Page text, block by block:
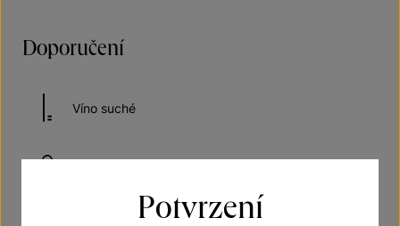
Doporučení
Víno suché
Potvrzení